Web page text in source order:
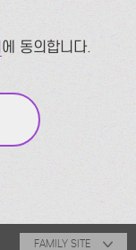
에 동의합니다.
FAMILY SITE